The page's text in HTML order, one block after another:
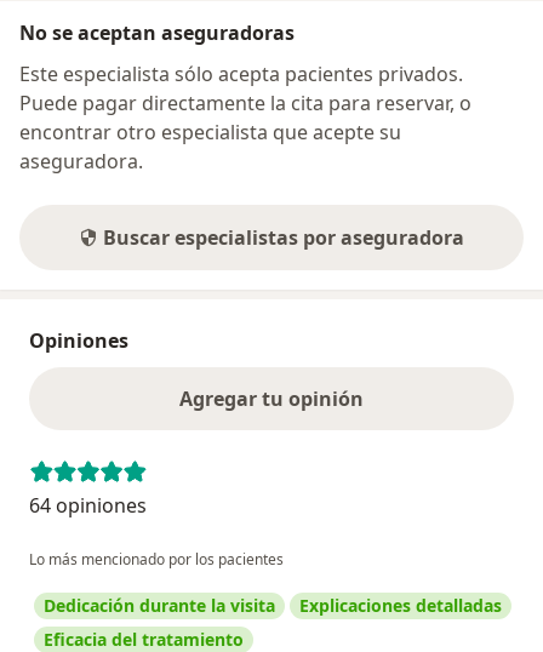
No se aceptan aseguradoras
Este especialista sólo acepta pacientes privados.
Puede pagar directamente la cita para reservar, o
encontrar otro especialista que acepte su
aseguradora.
Buscar especialistas por aseguradora
Opiniones
Agregar tu opinión
64 opiniones
Lo más mencionado por los pacientes
Dedicación durante la visita
Explicaciones detalladas
Eficacia del tratamiento